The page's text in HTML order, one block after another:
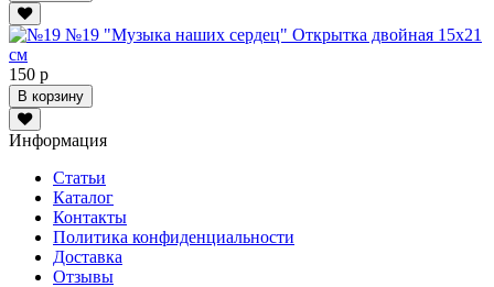
№19 "Музыка наших сердец" Открытка двойная 15х21
см
150 р
В корзину
Информация
Статьи
Каталог
Контакты
Политика конфиденциальности
Доставка
Отзывы